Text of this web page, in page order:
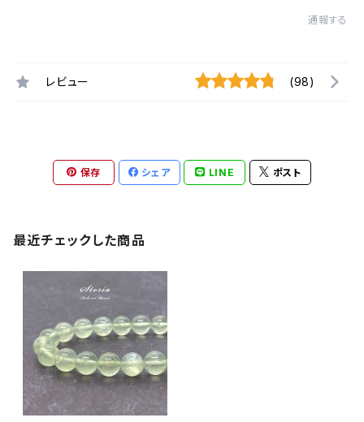
通報する
レビュー (98)
保存 シェア LINE ポスト
最近チェックした商品